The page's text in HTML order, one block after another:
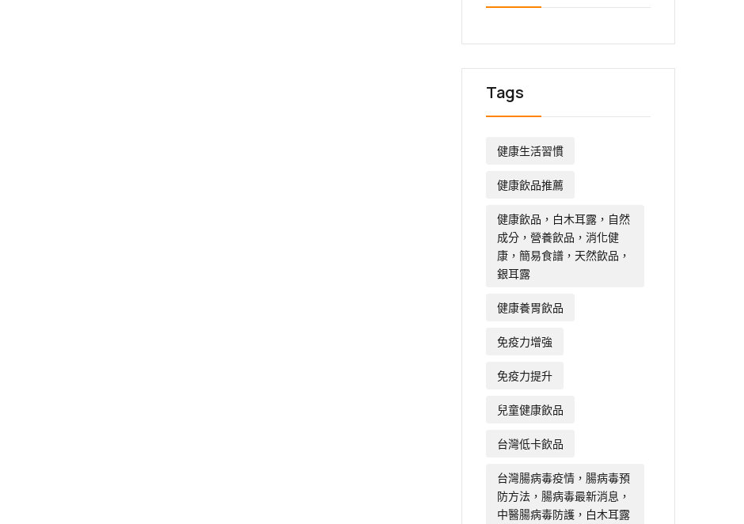
Tags
健康生活習慣
健康飲品推薦
健康飲品，白木耳露，自然
成分，營養飲品，消化健
康，簡易食譜，天然飲品，
銀耳露
健康養胃飲品
免疫力增強
免疫力提升
兒童健康飲品
台灣低卡飲品
台灣腸病毒疫情，腸病毒預
防方法，腸病毒最新消息，
中醫腸病毒防護，白木耳露